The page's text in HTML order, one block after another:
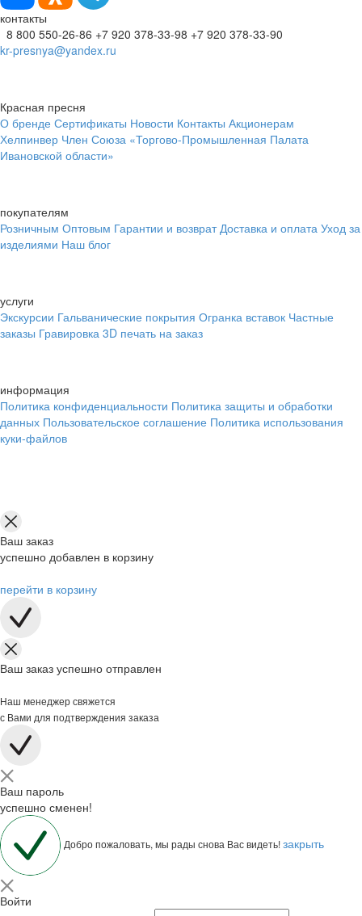
контакты
8 800 550-26-86 +7 920 378-33-98 +7 920 378-33-90
kr-presnya@yandex.ru
Красная пресня
О бренде Сертификаты Новости Контакты Акционерам
Хелпинвер Член Союза «Торгово-Промышленная Палата
Ивановской области»
покупателям
Розничным Оптовым Гарантии и возврат Доставка и оплата Уход за
изделиями Наш блог
услуги
Экскурсии Гальванические покрытия Огранка вставок Частные
заказы Гравировка 3D печать на заказ
информация
Политика конфиденциальности Политика защиты и обработки
данных Пользовательское соглашение Политика использования
куки-файлов
Ваш заказ
успешно добавлен в корзину
перейти в корзину
Ваш заказ успешно отправлен
Наш менеджер свяжется
с Вами для подтверждения заказа
Ваш пароль
успешно сменен!
Добро пожаловать, мы рады снова Вас видеть!закрыть
Войти